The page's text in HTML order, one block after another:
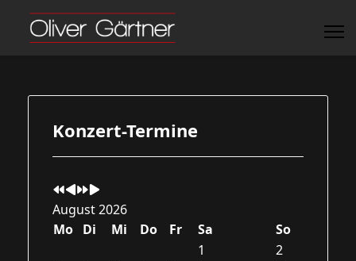
Konzert-Termine
JahrMonat
JahrMonat
August 2026
Mo Di Mi Do Fr Sa
So
1
2